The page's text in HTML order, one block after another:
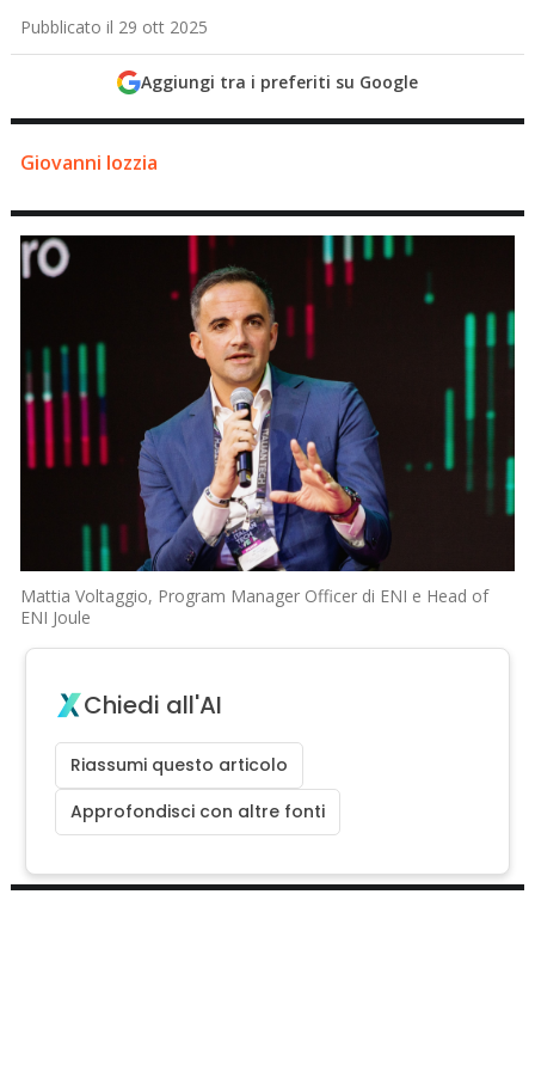
Pubblicato il 29 ott 2025
Aggiungi tra i preferiti su Google
Giovanni Iozzia
Mattia Voltaggio, Program Manager Officer di ENI e Head of
ENI Joule
Chiedi all'AI
Riassumi questo articolo
Approfondisci con altre fonti